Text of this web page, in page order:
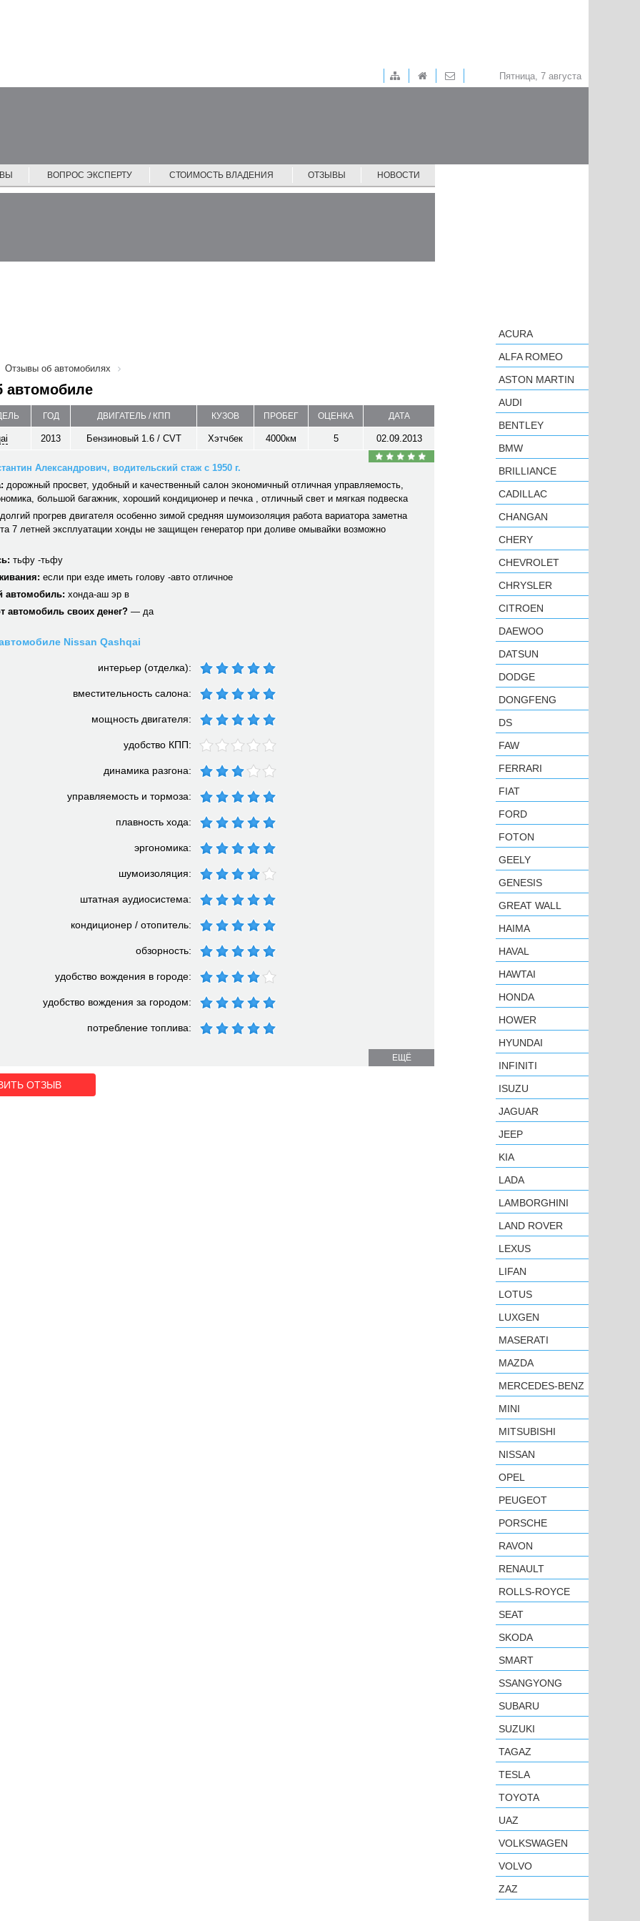
Пятница, 7 августа
ВОПРОС ЭКСПЕРТУ СТОИМОСТЬ ВЛАДЕНИЯ ОТЗЫВЫ НОВОСТИ
Отзывы об автомобилях
автомобиле
ГОД ДВИГАТЕЛЬ / КПП КУЗОВ ПРОБЕГ ОЦЕНКА ДАТА
2013 Бензиновый 1.6 / CVT Хэтчбек 4000км 5 02.09.2013
Александрович, водительский стаж с 1950 г.
дорожный просвет, удобный и качественный салон экономичный отличная управляемость,
большой багажник, хороший кондиционер и печка , отличный свет и мягкая подвеска
прогрев двигателя особенно зимой средняя шумоизоляция работа вариатора заметна
7 летней эксплуатации хонды не защищен генератор при доливе омывайки возможно
тьфу -тьфу
если при езде иметь голову -авто отличное
автомобиль: хонда-аш эр в
автомобиль своих денег? — да
Nissan Qashqai
интерьер (отделка):
вместительность салона:
мощность двигателя:
удобство КПП:
динамика разгона:
управляемость и тормоза:
плавность хода:
эргономика:
шумоизоляция:
штатная аудиосистема:
кондиционер / отопитель:
обзорность:
удобство вождения в городе:
удобство вождения за городом:
потребление топлива:
ЕЩЁ
ОТЗЫВ
ACURA
ALFA ROMEO
ASTON MARTIN
AUDI
BENTLEY
BMW
BRILLIANCE
CADILLAC
CHANGAN
CHERY
CHEVROLET
CHRYSLER
CITROEN
DAEWOO
DATSUN
DODGE
DONGFENG
DS
FAW
FERRARI
FIAT
FORD
FOTON
GEELY
GENESIS
GREAT WALL
HAIMA
HAVAL
HAWTAI
HONDA
HOWER
HYUNDAI
INFINITI
ISUZU
JAGUAR
JEEP
KIA
LADA
LAMBORGHINI
LAND ROVER
LEXUS
LIFAN
LOTUS
LUXGEN
MASERATI
MAZDA
MERCEDES-BENZ
MINI
MITSUBISHI
NISSAN
OPEL
PEUGEOT
PORSCHE
RAVON
RENAULT
ROLLS-ROYCE
SEAT
SKODA
SMART
SSANGYONG
SUBARU
SUZUKI
TAGAZ
TESLA
TOYOTA
UAZ
VOLKSWAGEN
VOLVO
ZAZ